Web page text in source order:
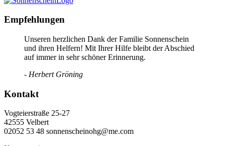
Empfehlungen
Unseren herzlichen Dank der Familie Sonnenschein
und ihren Helfern! Mit Ihrer Hilfe bleibt der Abschied
auf immer in sehr schöner Erinnerung.
- Herbert Gröning
Kontakt
Vogteierstraße 25-27
42555 Velbert
02052 53 48 sonnenscheinohg@me.com